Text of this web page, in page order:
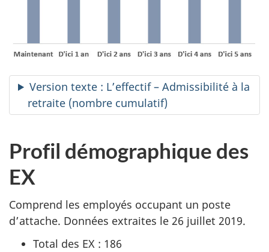
Version texte : L’effectif – Admissibilité à la
retraite (nombre cumulatif)
Profil démographique des
EX
Comprend les employés occupant un poste
d’attache. Données extraites le 26 juillet 2019.
Total des EX : 186